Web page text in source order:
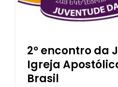
2º encontro da
Igreja
Brasil